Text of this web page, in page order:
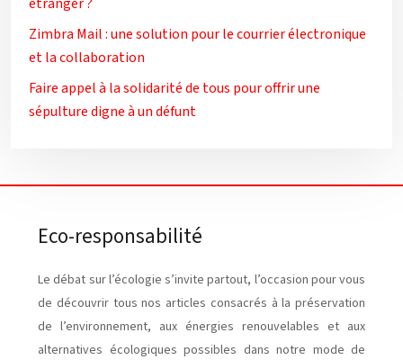
Zimbra Mail : une solution pour le courrier électronique
et la collaboration
Faire appel à la solidarité de tous pour offrir une
sépulture digne à un défunt
Eco-responsabilité
Le débat sur l’écologie s’invite partout, l’occasion pour vous
de découvrir tous nos articles consacrés à la préservation
de l’environnement, aux énergies renouvelables et aux
alternatives écologiques possibles dans notre mode de